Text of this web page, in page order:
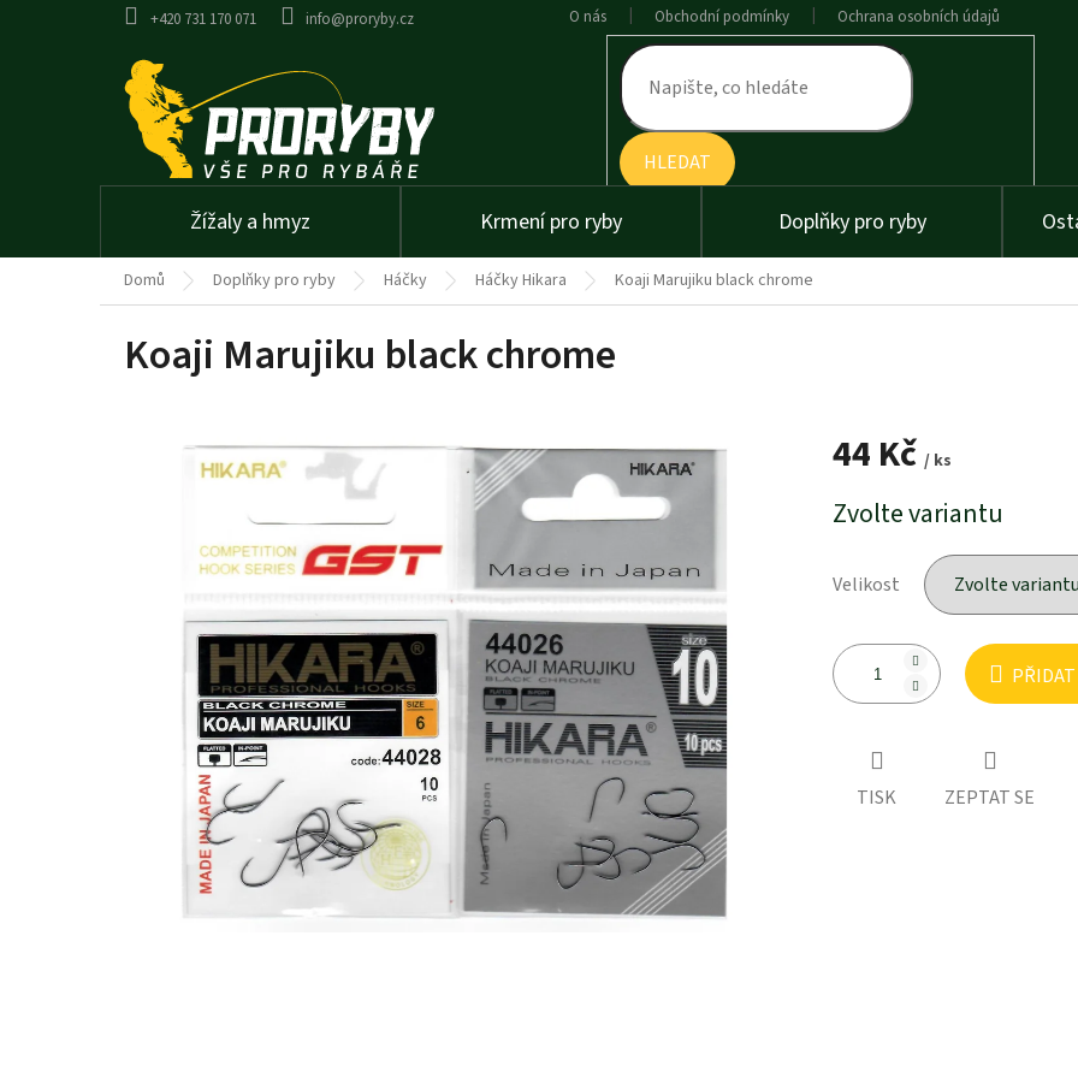
+420 731 170 071 info@proryby.cz O nás Obchodní podmínky Ochrana osobních údajů
HLEDAT
Žížaly a hmyz Krmení pro ryby Doplňky pro ryby
Domů Doplňky pro ryby Háčky Háčky Hikara Koaji Marujiku black chrome
Koaji Marujiku black chrome
44 Kč / ks
Měrná
cena:
Zvolte variantu
Velikost
TISK ZEPTAT SE